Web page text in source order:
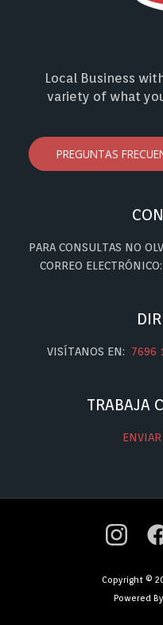
Local Business
variety of what
PREGUNTAS
PARA CONSULTAS NO
CORREO ELECTRÓNICO:
VISÍTANOS EN: 7696
TRABAJA
Copyright ©
Powered